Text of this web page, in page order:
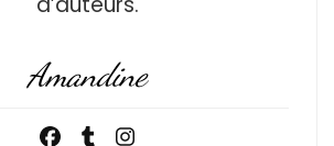
Amandine